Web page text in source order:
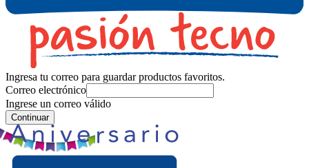
Ingresa tu correo para guardar productos favoritos.
Correo electrónico
Ingrese un correo válido
Continuar